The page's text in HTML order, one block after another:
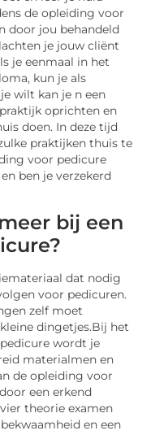
de opleiding voor
door jou behandeld
je jouw cliënt
je eenmaal in het
kun je als
wilt kan je n een
oprichten en
doen. In deze tijd
praktijken thuis te
voor pedicure
ben je verzekerd
bij een
dat nodig
voor pedicuren.
zelf moet
dingetjes.Bij het
wordt je
materialmen en
de opleiding voor
een erkend
theorie examen
en een